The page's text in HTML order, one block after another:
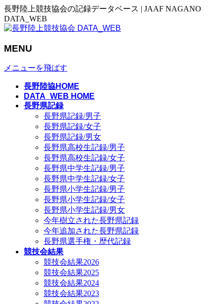
長野陸上競技協会の記録データベース | JAAF NAGANO
DATA_WEB
MENU
メニューを飛ばす
長野陸協HOME
DATA_WEB HOME
長野県記録
長野県記録/男子
長野県記録/女子
長野県記録/男女
長野県高校生記録/男子
長野県高校生記録/女子
長野県中学生記録/男子
長野県中学生記録/女子
長野県小学生記録/男子
長野県小学生記録/女子
長野県小学生記録/男女
今年樹立された長野県記録
今年追加された長野県記録
長野県選手権・歴代記録
競技会結果
競技会結果2026
競技会結果2025
競技会結果2024
競技会結果2023